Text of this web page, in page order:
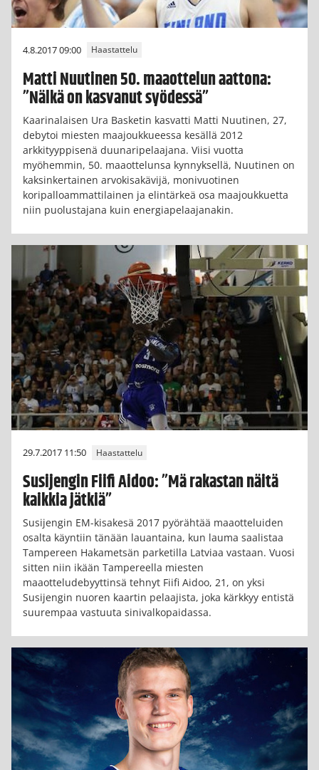
4.8.2017 09:00 Haastattelu
Matti Nuutinen 50. maaottelun aattona:
”Nälkä on kasvanut syödessä”
Kaarinalaisen Ura Basketin kasvatti Matti Nuutinen, 27,
debytoi miesten maajoukkueessa kesällä 2012
arkkityyppisenä duunaripelaajana. Viisi vuotta
myöhemmin, 50. maaottelunsa kynnyksellä, Nuutinen on
kaksinkertainen arvokisakävijä, monivuotinen
koripalloammattilainen ja elintärkeä osa maajoukkuetta
niin puolustajana kuin energiapelaajanakin.
29.7.2017 11:50 Haastattelu
Susijengin Fiifi Aidoo: ”Mä rakastan näitä
kaikkia jätkiä”
Susijengin EM-kisakesä 2017 pyörähtää maaotteluiden
osalta käyntiin tänään lauantaina, kun lauma saalistaa
Tampereen Hakametsän parketilla Latviaa vastaan. Vuosi
sitten niin ikään Tampereella miesten
maaotteludebyyttinsä tehnyt Fiifi Aidoo, 21, on yksi
Susijengin nuoren kaartin pelaajista, joka kärkkyy entistä
suurempaa vastuuta sinivalkopaidassa.